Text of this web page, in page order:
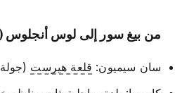
من بيغ سور إلى لوس أنجلوس (4 أيام)
سان سيميون: قلعة هيرست